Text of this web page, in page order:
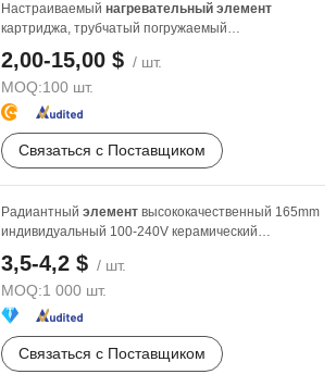
Настраиваемый нагревательный элемент
картриджа, трубчатый погружаемый
элемент
2,00-15,00 $ / шт.
MOQ:100 шт.
Связаться с Поставщиком
Радиантный элемент высококачественный 165mm
индивидуальный 100-240V керамический
инфракрасный ...
3,5-4,2 $ / шт.
MOQ:1 000 шт.
Связаться с Поставщиком